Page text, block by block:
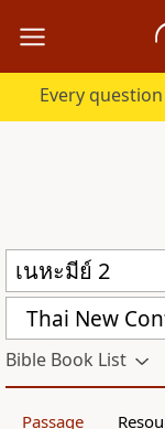
Thai New
Bible Book List
Passage